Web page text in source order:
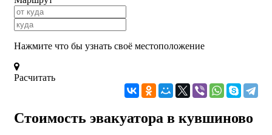
Нажмите что бы узнать своё местоположение
Расчитать
Стоимость эвакуатора в кувшиново